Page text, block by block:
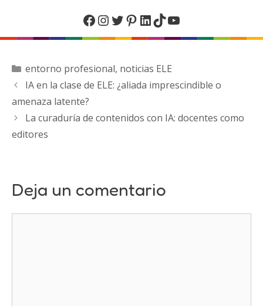
Facebook InstagramTwitter Pinterest LinkedIn TikTok YouTube
Categorías
entorno profesional, noticias ELE
IA en la clase de ELE: ¿aliada imprescindible o
amenaza latente?
La curaduría de contenidos con IA: docentes como
editores
Deja un comentario